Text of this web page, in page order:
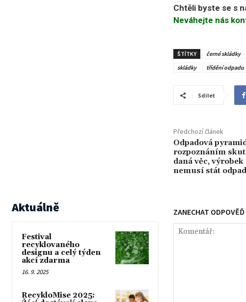
Chtěli byste se s
Neváhejte nás
ŠTÍTKY černé skládky
skládky
třídění odpadu
Sdílet
Předchozí článek
Odpadová
rozpoznáním
daná věc,
nemusí stát
Aktuálně
Festival
recyklovaného
designu a celý týden
akcí zdarma
16. 9. 2025
RecykloMise 2025:
ZANECHAT ODPOVĚĎ